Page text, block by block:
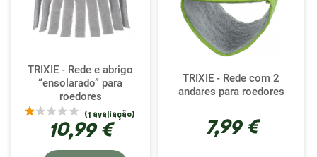
TRIXIE - Rede e abrigo
“ensolarado” para
roedores
10,99 €
TRIXIE - Rede com 2
andares para roedores
7,99 €